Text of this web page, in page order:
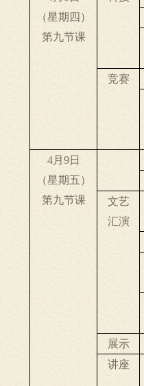
（星期四）
第九节课
竞赛
4月 9日
（星期五）
第九节课
文艺
汇演
展示
讲座